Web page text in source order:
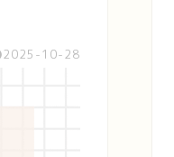
2025-10-28